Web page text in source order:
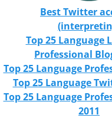
Best Twitter
Top 25 Language
Professional
Top 25 Language
Top 25 Language
Top 25 Language
2011